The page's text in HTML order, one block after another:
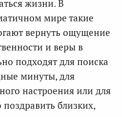
жизни. В
мире такие
вернуть ощущение
и веры в
подходят для поиска
минуты, для
настроения или для
близких,